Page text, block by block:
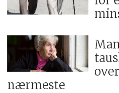
nærmeste